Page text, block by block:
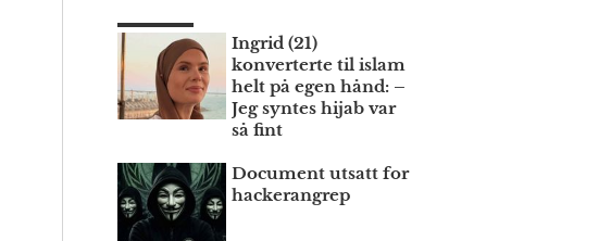
Ingrid (21)
konverterte til islam
helt på egen hånd: –
Jeg syntes hijab var
så fint
Document utsatt for
hackerangrep